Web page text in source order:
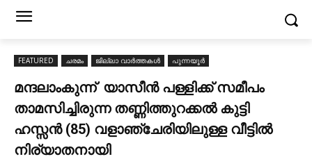
FEATURED ചരമം ജില്ലാ വാർത്തകൾ പുന്നയൂർ
മന്ദലാംകുന്ന് യാസീൻ പള്ളിക്ക് സമീപം
താമസിച്ചിരുന്ന തണ്ണിത്തുറക്കൽ കുട്ടി
ഹസ്സൻ (85) വളാഞ്ചേരിയിലുള്ള വീട്ടിൽ
നിര്യാതനായി